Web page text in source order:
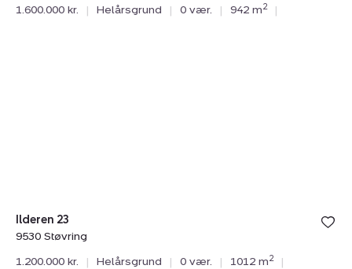
1.600.000 kr.
| Helårsgrund | 0 vær. | 942 m2 |
Ilderen 23
9530 Støvring
1.200.000 kr.
| Helårsgrund | 0 vær. | 1012 m2 |